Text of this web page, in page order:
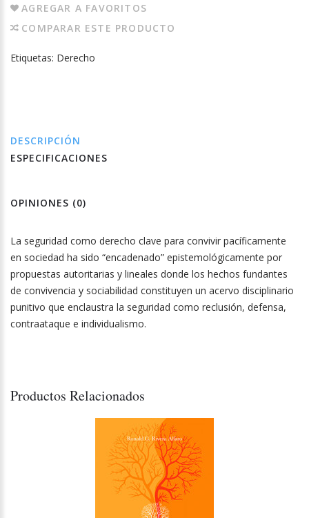
AGREGAR A FAVORITOS
COMPARAR ESTE PRODUCTO
Etiquetas: Derecho
DESCRIPCIÓN
ESPECIFICACIONES
OPINIONES (0)
La seguridad como derecho clave para convivir pacíficamente
en sociedad ha sido “encadenado” epistemológicamente por
propuestas autoritarias y lineales donde los hechos fundantes
de convivencia y sociabilidad constituyen un acervo disciplinario
punitivo que enclaustra la seguridad como reclusión, defensa,
contraataque e individualismo.
Productos Relacionados